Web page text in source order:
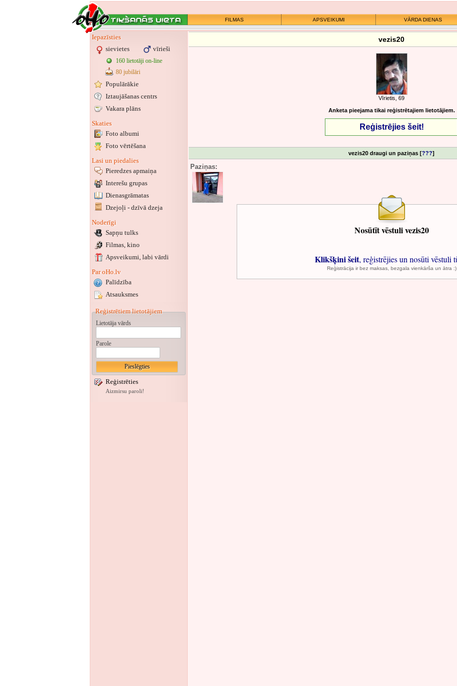
FILMAS APSVEIKUMI VĀRDA DIENAS
Iepazīsties
sievietes
vīrieši
160 lietotāji on-line
80 jubilāri
Populārākie
Iztaujāšanas centrs
Vakara plāns
Skaties
Foto albumi
Foto vērtēšana
Lasi un piedalies
Pieredzes apmaiņa
Interešu grupas
Dienasgrāmatas
Dzejoļi - dzīvā dzeja
Noderīgi
Sapņu tulks
Filmas, kino
Apsveikumi, labi vārdi
Par oHo.lv
Palīdzība
Atsauksmes
Reģistrētiem lietotājiem
Lietotāja vārds
Parole
Reģistrēties
Aizmirsu paroli!
vezis20
Vīrietis, 69
Anketa pieejama tikai reģistrētajiem lietotājiem.
Reģistrējies šeit!
vezis20 draugi un paziņas [???]
Paziņas:
Nosūtīt vēstuli vezis20
Klikšķini šeit, reģistrējies un nosūti vēstuli
Reģistrācija ir bez maksas, bezgala vienkārša un ātra :)